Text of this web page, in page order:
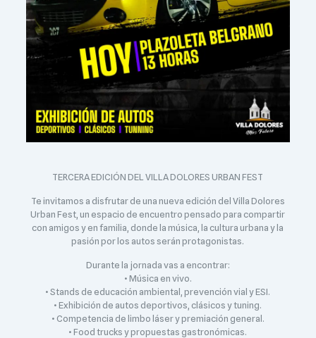
TERCERA EDICIÓN DEL VILLA DOLORES URBAN FEST
Te invitamos a disfrutar de una nueva edición del Villa Dolores
Urban Fest, un espacio de encuentro pensado para compartir
con amigos y en familia, donde la música, la cultura urbana y la
pasión por los autos serán protagonistas.
Durante la jornada vas a encontrar:
• Música en vivo.
• Stands de educación ambiental, prevención vial y ESI.
• Exhibición de autos deportivos, clásicos y tuning.
• Competencia de limbo láser y premiación general.
• Food trucks y propuestas gastronómicas.